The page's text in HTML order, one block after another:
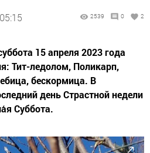
2539 0 2
15 апреля 2023 года
Тит-ледолом, Поликарп,
бескормица. В
день Страстной недели
Суббота.